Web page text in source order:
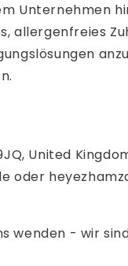
Unternehmen
allergenfreies
United
oder
wenden - wir